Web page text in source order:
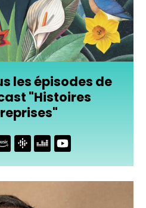
les épisodes de
"Histoires